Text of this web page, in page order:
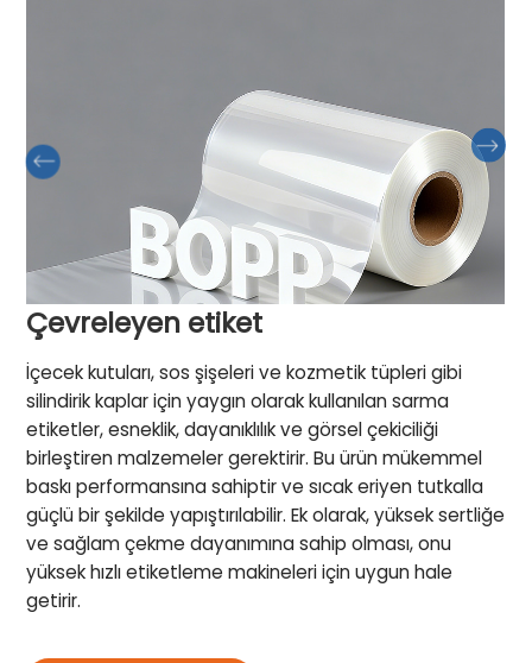
Çevreleyen etiket
İçecek kutuları, sos şişeleri ve kozmetik tüpleri gibi
silindirik kaplar için yaygın olarak kullanılan sarma
etiketler, esneklik, dayanıklılık ve görsel çekiciliği
birleştiren malzemeler gerektirir. Bu ürün mükemmel
baskı performansına sahiptir ve sıcak eriyen tutkalla
güçlü bir şekilde yapıştırılabilir. Ek olarak, yüksek sertliğe
ve sağlam çekme dayanımına sahip olması, onu
yüksek hızlı etiketleme makineleri için uygun hale
getirir.